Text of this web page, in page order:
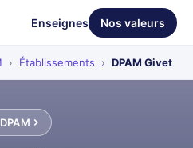
Enseignes Nos valeurs
› Établissements › DPAM Givet
DPAM